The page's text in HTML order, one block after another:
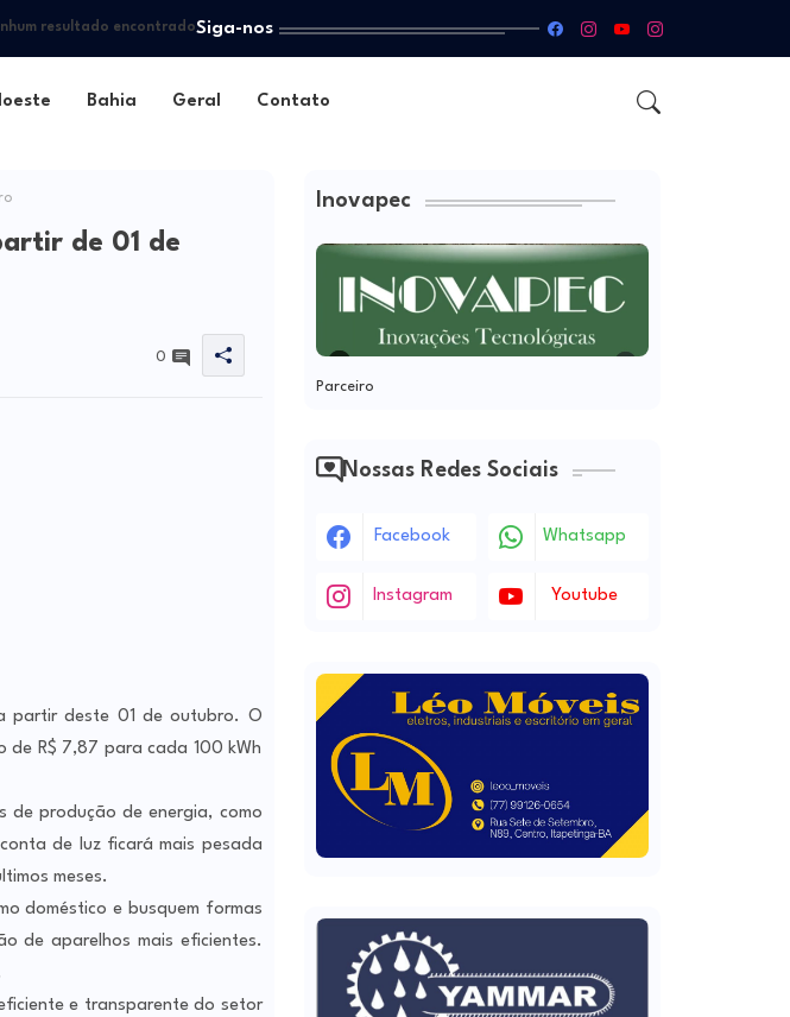
resultado encontradoSiga-nos
Bahia Geral Contato
de 01 de
0
partir deste 01 de outubro. O
de R$ 7,87 para cada 100 kWh
de produção de energia, como
de luz ficará mais pesada
meses.
doméstico e busquem formas
de aparelhos mais eficientes.
e transparente do setor
Inovapec
Parceiro
Nossas Redes Sociais
Facebook Whatsapp
Instagram Youtube